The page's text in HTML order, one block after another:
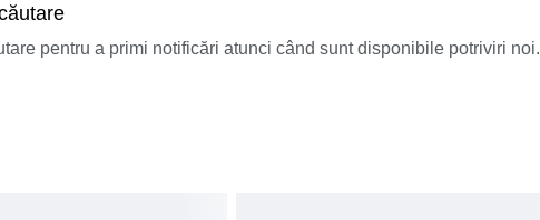
pentru a primi notificări atunci când sunt disponibile potriviri noi.